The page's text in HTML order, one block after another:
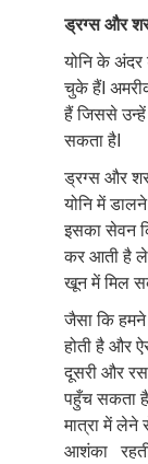
ड्रग्स और
योनि के
चुके हैंI
हैं जिससे उन्हें
सकता हैI
ड्रग्स और
योनि में
इसका सेवन
कर आती है
खून में मिल
जैसा कि
होती है और
दूसरी और
पहुँच सकता
मात्रा में
आशंका